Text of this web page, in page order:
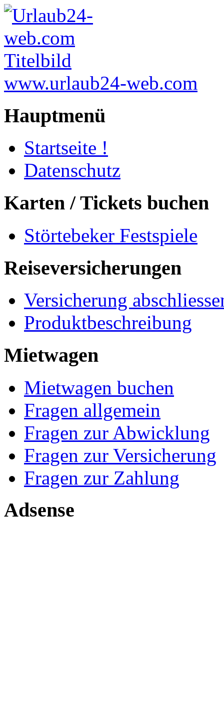
www.urlaub24-web.com
Hauptmenü
Startseite !
Datenschutz
Karten / Tickets buchen
Störtebeker Festspiele
Reiseversicherungen
Versicherung
Produktbeschreibung
Mietwagen
Mietwagen buchen
Fragen allgemein
Fragen zur Abwicklung
Fragen zur Versicherung
Fragen zur Zahlung
Adsense